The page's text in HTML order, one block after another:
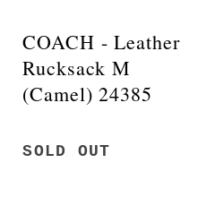
COACH - Leather
Rucksack M
(Camel) 24385
SOLD OUT